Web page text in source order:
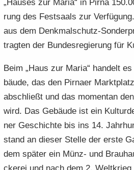
n
­
d
N
a
i
­
g
o
n
i
­
o
n
­
d
N
a
i
­
g
t
i
o
n
„Hau­ses zur Maria“ in Pirna
rung des Fest­saals zur
aus dem Denkmalschutz-​
trag­ten der Bun­des­re­gie­rung für
Beim „Haus zur Maria“ han­delt
bäu­de, das den Pirna­er
ab­schließt und das mo­men­tan
wird. Das Ge­bäu­de ist ein
ner Ge­schich­te bis ins 14.
stand an die­ser Stel­le der erste
dem spä­ter ein Münz- und
m
a
­
i
­
o